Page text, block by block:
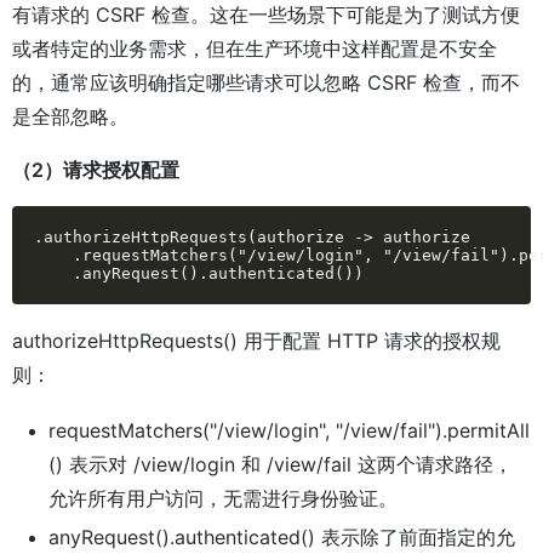
有请求的 CSRF 检查。这在一些场景下可能是为了测试方便
或者特定的业务需求，但在生产环境中这样配置是不安全
的，通常应该明确指定哪些请求可以忽略 CSRF 检查，而不
是全部忽略。
（2）请求授权配置
.authorizeHttpRequests(authorize -> authorize
.requestMatchers("/view/login", "/view/
.anyRequest().authenticated())
authorizeHttpRequests() 用于配置 HTTP 请求的授权规
则：
requestMatchers("/view/login", "/view/fail").permitAll
() 表示对 /view/login 和 /view/fail 这两个请求路径，
允许所有用户访问，无需进行身份验证。
anyRequest().authenticated() 表示除了前面指定的允